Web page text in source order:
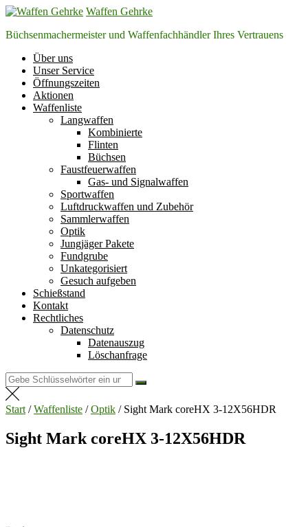
Zum
springen
Waffen Gehrke
Büchsenmachermeister und Waffenfachhändler Ihres Vertrauens
Über uns
Unser Service
Öffnungszeiten
Aktionen
Waffenliste
Langwaffen
Kombinierte
Flinten
Büchsen
Faustfeuerwaffen
Gas- und Signalwaffen
Sportwaffen
Luftdruckwaffen und Zubehör
Sammlerwaffen
Optik
Jungjäger Pakete
Fundgrube
Unkategorisiert
Gesuch aufgeben
Schießstand
Kontakt
Rechtliches
Datenschutz
Datenauszug
Löschanfrage
Suchen
nach:
Start /Waffenliste /Optik / Sight Mark coreHX 3-12X56HDR
Sight Mark coreHX 3-12X56HDR